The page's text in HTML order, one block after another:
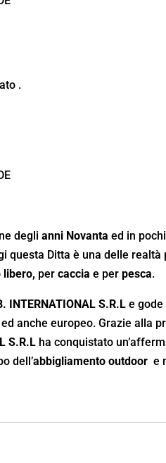
.
deglianni Novanta ed in
questa Ditta è una delle
libero, percaccia e perpesca.
INTERNATIONAL S.R.L e gode
anche europeo. Grazie alla
S.R.L ha conquistato
dell’abbigliamento outdoor e